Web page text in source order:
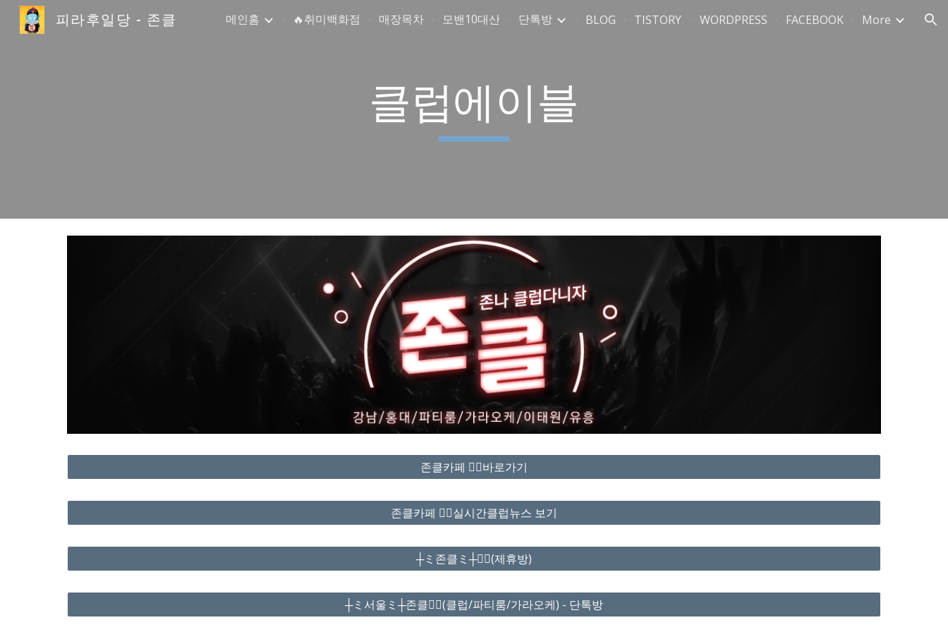
Skip to main content Skip to navigation
피라후일당 - 존클 메인홈 🔥취미백화점 매장목차 모밴10대산 단톡방 BLOG TISTORY WORDPRESS FACEBOOK More
클럽에이블
존클카페 ❤️‍🔥바로가기
존클카페 ❤️‍🔥실시간클럽뉴스 보기
┼ミ존클ミ┼❤️‍🔥(제휴방)
┼ミ서울ミ┼존클❤️‍🔥(클럽/파티룸/가라오케) - 단톡방